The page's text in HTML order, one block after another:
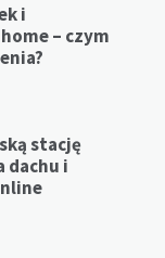
i
– czym
stację
dachu i